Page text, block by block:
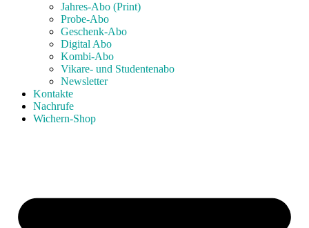
Jahres-Abo (Print)
Probe-Abo
Geschenk-Abo
Digital Abo
Kombi-Abo
Vikare- und Studentenabo
Newsletter
Kontakte
Nachrufe
Wichern-Shop